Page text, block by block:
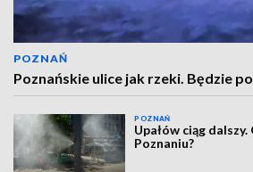
POZNAŃ
Poznańskie ulice jak rzeki. Będzie
POZNAŃ
Upałów ciąg
Poznaniu?